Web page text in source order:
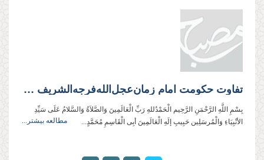
تفاوت حکومت امام زمان‌عجل‌‌الله‌‌فرجه‌‌الشریف با حکومت‌های معاصر
بِسْمِ اللَّهِ الرَّحْمَنِ الرَّحِیم الْحَمْدُللهِ رَبِّ الْعَالَمِینَ وَالصَّلاَةُ وَالسَّلامُ عَلَی سَیِّدِ
الأنْبِیَاءِ وَالْمُرسَلِین حَبِیبِ إلَهِ الْعَالَمِینَ أبِی الْقَاسِمِ مُحَمَّدٍ...
مطالعه بیشتر...